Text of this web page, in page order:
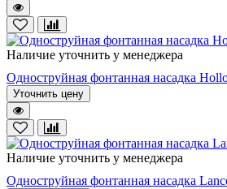
Наличие уточнить у менеджера
Одноструйная фонтанная насадка
Уточнить цену
Наличие уточнить у менеджера
Одноструйная фонтанная насадка